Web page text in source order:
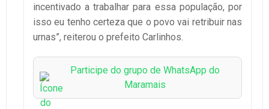
incentivado a trabalhar para essa população, por
isso eu tenho certeza que o povo vai retribuir nas
urnas”, reiterou o prefeito Carlinhos.
Participe do grupo de WhatsApp do
Maramais